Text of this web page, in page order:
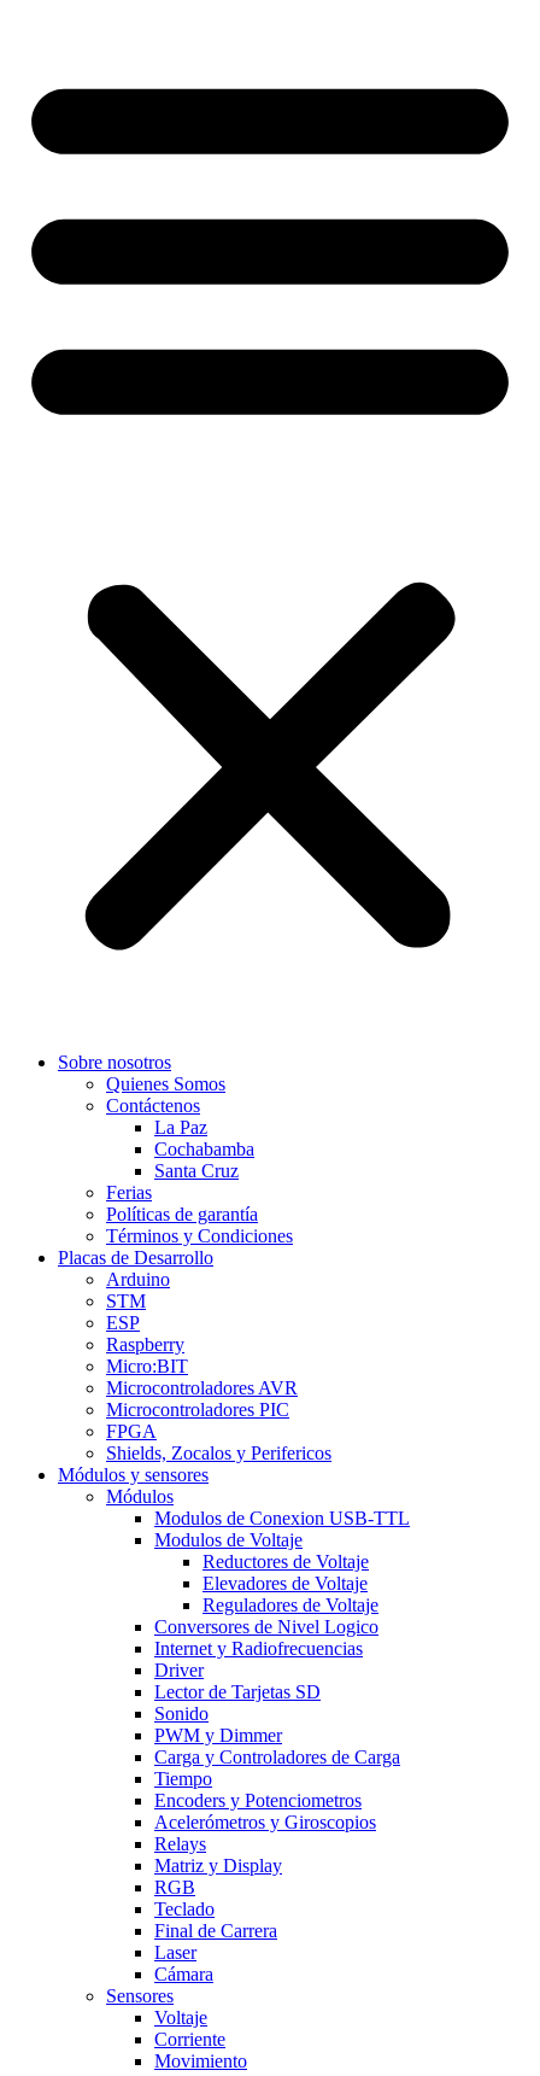
Sobre nosotros
Quienes Somos
Contáctenos
La Paz
Cochabamba
Santa Cruz
Ferias
Políticas de garantía
Términos y Condiciones
Placas de Desarrollo
Arduino
STM
ESP
Raspberry
Micro:BIT
Microcontroladores AVR
Microcontroladores PIC
FPGA
Shields, Zocalos y Perifericos
Módulos y sensores
Módulos
Modulos de Conexion USB-TTL
Modulos de Voltaje
Reductores de Voltaje
Elevadores de Voltaje
Reguladores de Voltaje
Conversores de Nivel Logico
Internet y Radiofrecuencias
Driver
Lector de Tarjetas SD
Sonido
PWM y Dimmer
Carga y Controladores de Carga
Tiempo
Encoders y Potenciometros
Acelerómetros y Giroscopios
Relays
Matriz y Display
RGB
Teclado
Final de Carrera
Laser
Cámara
Sensores
Voltaje
Corriente
Movimiento